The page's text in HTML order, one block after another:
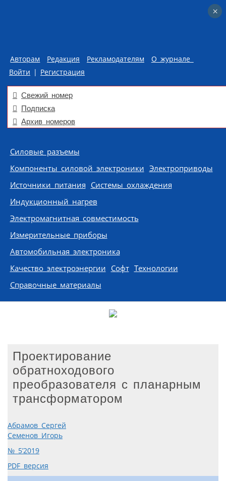
Авторам Редакция Рекламодателям
О журнале
Войти | Регистрация
Свежий номер
Подписка
Архив номеров
Skip to content
Силовые разъемы
Компоненты силовой электроники Электроприводы
Источники питания Системы охлаждения
Индукционный нагрев
Электромагнитная совместимость
Измерительные приборы
Автомобильная электроника
Качество электроэнергии Софт Технологии
Справочные материалы
Проектирование
обратноходового
преобразователя с планарным
трансформатором
Абрамов Сергей
Семенов Игорь
№ 5’2019
PDF версия
×
×